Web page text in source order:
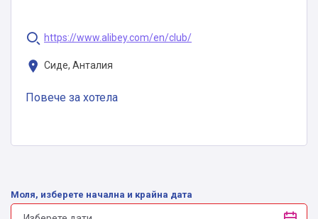
https://www.alibey.com/en/club/
Сиде, Анталия
Повече за хотела
Моля, изберете начална и крайна дата